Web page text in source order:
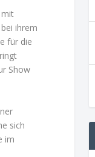
mit
ihrem
für die
Show
sich
im